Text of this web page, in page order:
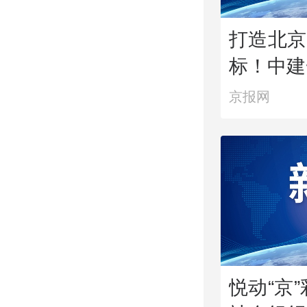
打造北
标！中
心区Z9
京报网
悦动“京